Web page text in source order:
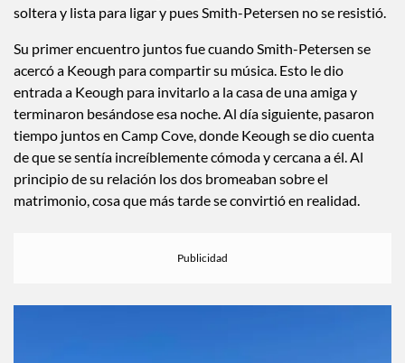
soltera y lista para ligar y pues Smith-Petersen no se resistió.
Su primer encuentro juntos fue cuando Smith-Petersen se
acercó a Keough para compartir su música. Esto le dio
entrada a Keough para invitarlo a la casa de una amiga y
terminaron besándose esa noche. Al día siguiente, pasaron
tiempo juntos en Camp Cove, donde Keough se dio cuenta
de que se sentía increíblemente cómoda y cercana a él. Al
principio de su relación los dos bromeaban sobre el
matrimonio, cosa que más tarde se convirtió en realidad.